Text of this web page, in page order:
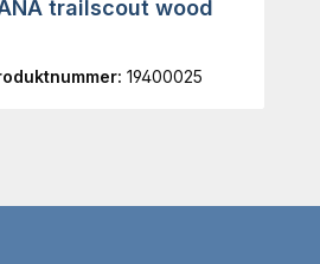
trailscout wood
19400025